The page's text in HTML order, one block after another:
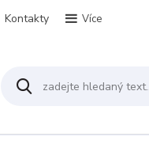
Kontakty Více